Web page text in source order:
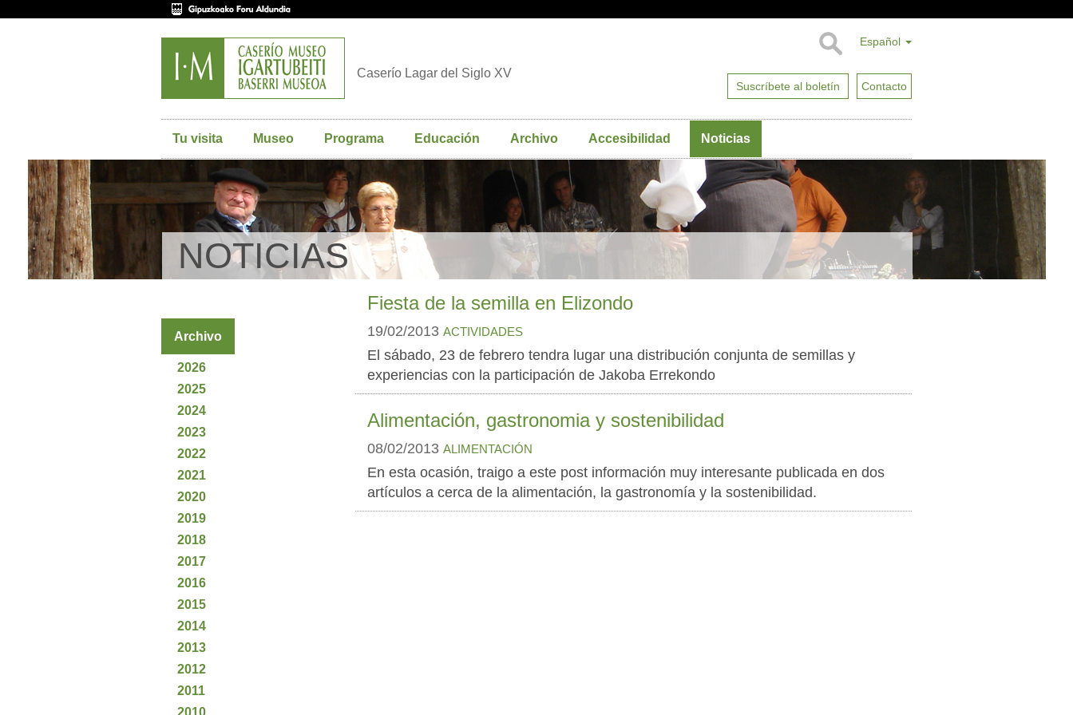
Español
Suscríbete al boletín Contacto
Caserío Lagar del Siglo XV
Tu visita Museo Programa Educación Archivo Accesibilidad Noticias
NOTICIAS
Fiesta de la semilla en Elizondo
19/02/2013 ACTIVIDADES
El sábado, 23 de febrero tendra lugar una distribución conjunta de semillas y
experiencias con la participación de Jakoba Errekondo
Alimentación, gastronomia y sostenibilidad
08/02/2013 ALIMENTACIÓN
En esta ocasión, traigo a este post información muy interesante publicada en dos
artículos a cerca de la alimentación, la gastronomía y la sostenibilidad.
Archivo
2026
2025
2024
2023
2022
2021
2020
2019
2018
2017
2016
2015
2014
2013
2012
2011
2010